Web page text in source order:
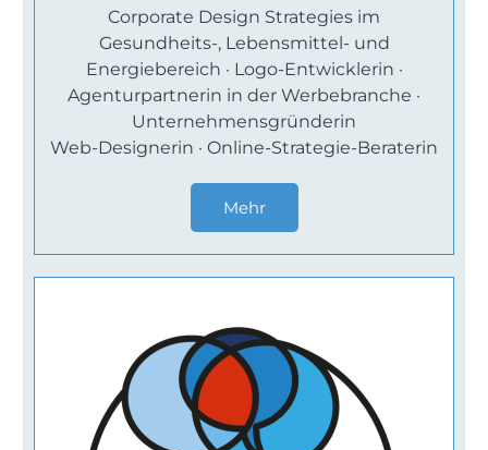
Corporate Design Strategies im
Gesundheits-, Lebensmittel- und
Energiebereich · Logo-Entwicklerin ·
Agenturpartnerin in der Werbebranche ·
Unternehmensgründerin
Web-Designerin · Online-Strategie-Beraterin
Mehr